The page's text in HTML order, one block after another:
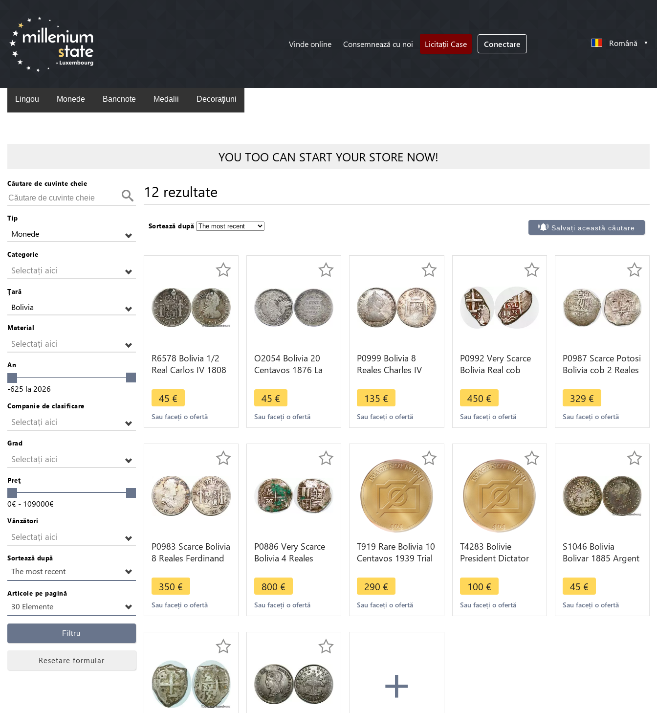
Vinde online Consemnează cu noi Licitații Case Conectare Română
Lingou Monede Bancnote Medalii Decoraţiuni
YOU TOO CAN START YOUR STORE NOW!
Căutare de cuvinte cheie
Tip
Monede
Categorie
Selectați aici
Ţară
Bolivia
Material
Selectați aici
An
-625 la 2026
Companie de clasificare
Selectați aici
Grad
Selectați aici
Preţ
0€ - 109000€
Vânzători
Selectați aici
Sortează după
The most recent
Articole pe pagină
30 Elemente
Filtru
Resetare formular
12 rezultate
Sortează după Salvați această căutare
R6578 Bolivia 1/2
Real Carlos IV 1808
Silver -> Make offer
45 €
Sau faceți o ofertă
O2054 Bolivia 20
Centavos 1876 La
Silver AU !! ->Make
offer
45 €
Sau faceți o ofertă
P0999 Bolivia 8
Reales Charles IV
Silver ->Make offer
135 €
Sau faceți o ofertă
P0992 Very Scarce
Bolivia Real cob
Coin ->M offer
450 €
Sau faceți o ofertă
P0987 Scarce Potosi
Bolivia cob 2 Reales
Silver
329 €
Sau faceți o ofertă
P0983 Scarce Bolivia
8 Reales Ferdinand
Potosi Silver
350 €
Sau faceți o ofertă
P0886 Very Scarce
Bolivia 4 Reales
Lion towers inverted
silver
800 €
Sau faceți o ofertă
T919 Rare Bolivia 10
Centavos 1939 Trial
Tin Unc Gem
290 €
Sau faceți o ofertă
T4283 Bolivie
President Dictator
Potosi Silver ->
Make offer
100 €
Sau faceți o ofertă
S1046 Bolivia
Bolivar 1885 Argent
45 €
Sau faceți o ofertă
+